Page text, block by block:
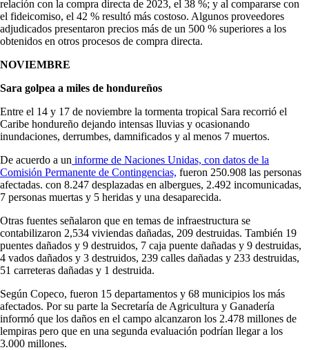
relación con la compra directa de 2023, el 38 %; y al compararse con
el fideicomiso, el 42 % resultó más costoso. Algunos proveedores
adjudicados presentaron precios más de un 500 % superiores a los
obtenidos en otros procesos de compra directa.
NOVIEMBRE
Sara golpea a miles de hondureños
Entre el 14 y 17 de noviembre la tormenta tropical Sara recorrió el
Caribe hondureño dejando intensas lluvias y ocasionando
inundaciones, derrumbes, damnificados y al menos 7 muertos.
De acuerdo a un informe de Naciones Unidas, con datos de la
Comisión Permanente de Contingencias, fueron 250.908 las personas
afectadas. con 8.247 desplazadas en albergues, 2.492 incomunicadas,
7 personas muertas y 5 heridas y una desaparecida.
Otras fuentes señalaron que en temas de infraestructura se
contabilizaron 2,534 viviendas dañadas, 209 destruidas. También 19
puentes dañados y 9 destruidos, 7 caja puente dañadas y 9 destruidas,
4 vados dañados y 3 destruidos, 239 calles dañadas y 233 destruidas,
51 carreteras dañadas y 1 destruida.
Según Copeco, fueron 15 departamentos y 68 municipios los más
afectados. Por su parte la Secretaría de Agricultura y Ganadería
informó que los daños en el campo alcanzaron los 2.478 millones de
lempiras pero que en una segunda evaluación podrían llegar a los
3.000 millones.